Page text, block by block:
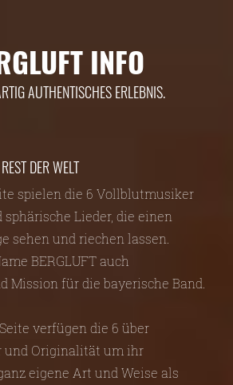
INFO
AUTHENTISCHES ERLEBNIS.
DER WELT
spielen die 6 Vollblutmusiker
Lieder, die einen
sehen und riechen lassen.
BERGLUFT auch
Mission für die bayerische Band.
verfügen die 6 über
und Originalität um ihr
eigene Art und Weise als